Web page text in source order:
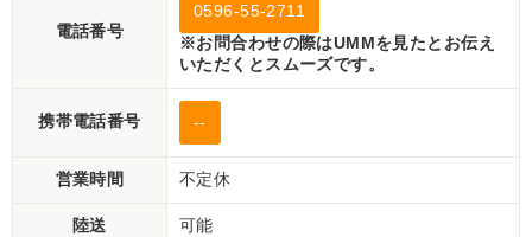
電話番号
0596-55-2711
※お問合わせの際はUMMを見たとお伝え
いただくとスムーズです。
携帯電話番号 --
営業時間 不定休
陸送 可能